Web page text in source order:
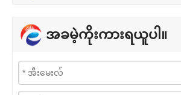
အခမဲ့ကိုးကားရယူပါ။